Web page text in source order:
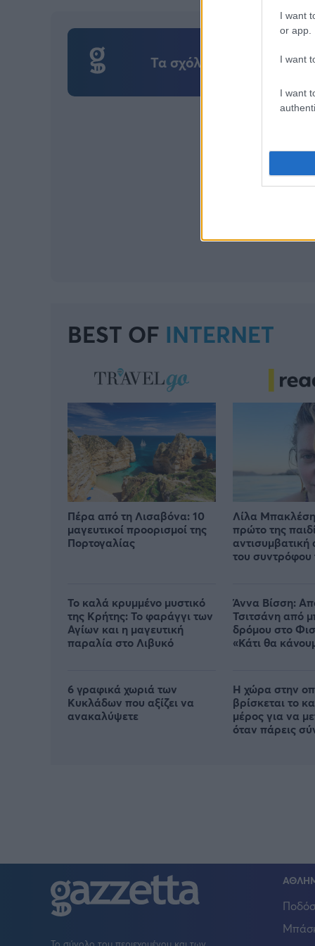
I want
or app.
I want
I want
Τα σχόλια του
BEST OF INTERNET
Πέρα από τη Λισαβόνα: 10
μαγευτικοί προορισμοί της
Πορτογαλίας
Το καλά κρυμμένο μυστικό
της Κρήτης: Το φαράγγι των
Αγίων και η μαγευτική
παραλία στο Λιβυκό
6 γραφικά χωριά των
Κυκλάδων που αξίζει να
ανακαλύψετε
Λίλα
πρώτο της
του συντρόφου
Άννα Βίσση:
Τσιτσάνη από
δρόμου στο
«Κάτι θα
Η χώρα στην
βρίσκεται το
μέρος για να
όταν πάρεις